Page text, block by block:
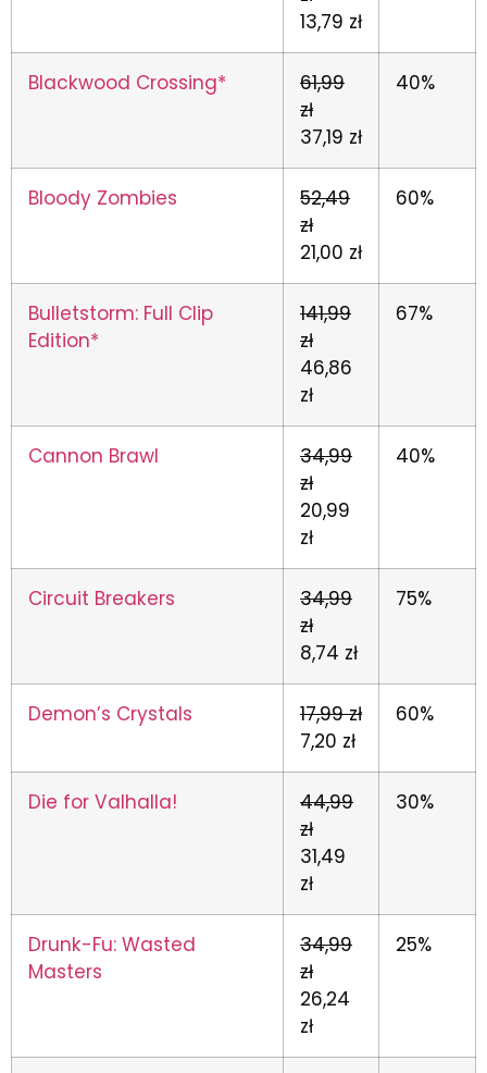
13,79 zł
Blackwood Crossing*
61,99
zł
37,19 zł
40%
Bloody Zombies
52,49
zł
21,00 zł
60%
Bulletstorm: Full Clip
Edition*
141,99
zł
46,86
zł
67%
Cannon Brawl
34,99
zł
20,99
zł
40%
Circuit Breakers
34,99
zł
8,74 zł
75%
Demon’s Crystals
17,99 zł
7,20 zł
60%
Die for Valhalla!
44,99
zł
31,49
zł
30%
Drunk-Fu: Wasted
Masters
34,99
zł
26,24
zł
25%